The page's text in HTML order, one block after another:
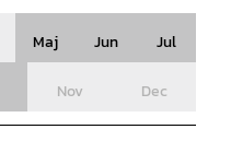
Maj Jun Jul
Nov Dec